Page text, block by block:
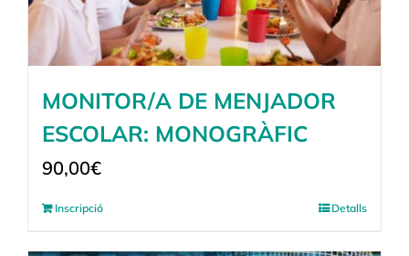
MONITOR/A DE MENJADOR
ESCOLAR: MONOGRÀFIC
90,00€
Inscripció Detalls